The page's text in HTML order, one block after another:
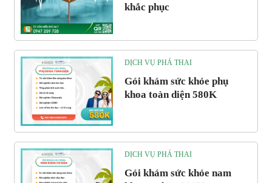
khắc phục
DỊCH VỤ PHÁ THAI
Gói khám sức khỏe phụ
khoa toàn diện 580K
DỊCH VỤ PHÁ THAI
Gói khám sức khỏe nam